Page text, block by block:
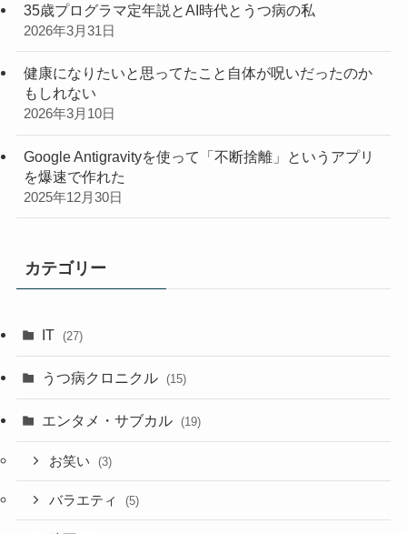
35歳プログラマ定年説とAI時代とうつ病の私
2026年3月31日
健康になりたいと思ってたこと自体が呪いだったのか
もしれない
2026年3月10日
Google Antigravityを使って「不断捨離」というアプリ
を爆速で作れた
2025年12月30日
カテゴリー
IT (27)
うつ病クロニクル (15)
エンタメ・サブカル (19)
お笑い (3)
バラエティ (5)